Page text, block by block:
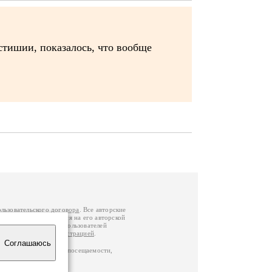
показалось, что вообще
Соглашаюсь
договора
. Все авторские
вы можете обратиться на его авторской
Федерации. Данные пользователей
связаться с администрацией
данным счетчика посещаемости,